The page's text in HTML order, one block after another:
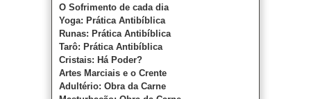
O Sofrimento de cada dia
Yoga: Prática Antibíblica
Runas: Prática Antibíblica
Tarô: Prática Antibíblica
Cristais: Há Poder?
Artes Marciais e o Crente
Adultério: Obra da Carne